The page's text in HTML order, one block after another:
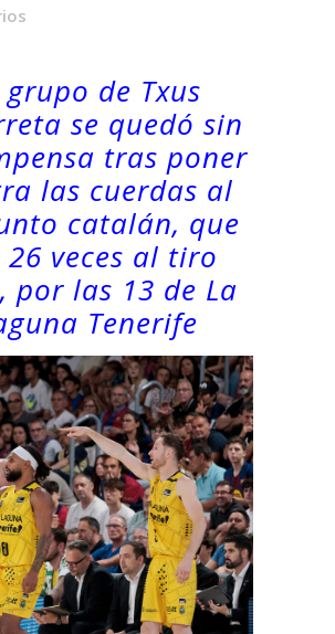
grupo de Txus
se quedó sin
tras poner
las cuerdas al
catalán, que
26 veces al tiro
por las 13 de La
Tenerife